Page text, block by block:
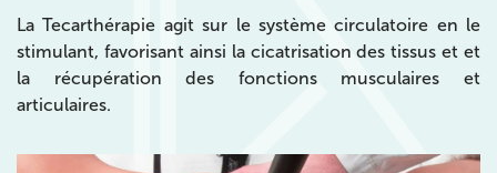
La Tecarthérapie agit sur le système circulatoire en le
stimulant, favorisant ainsi la cicatrisation des tissus et et
la récupération des fonctions musculaires et
articulaires.